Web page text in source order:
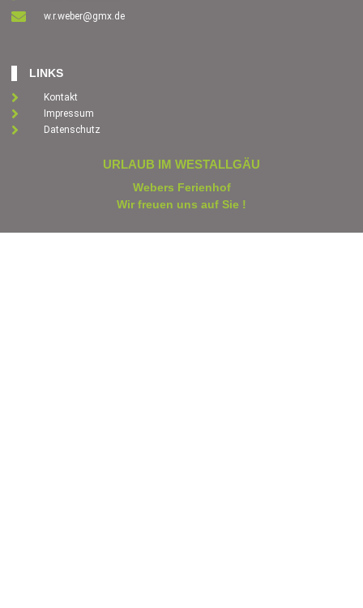
w.r.weber@gmx.de
LINKS
Kontakt
Impressum
Datenschutz
URLAUB IM WESTALLGÄU
Webers Ferienhof
Wir freuen uns auf Sie !